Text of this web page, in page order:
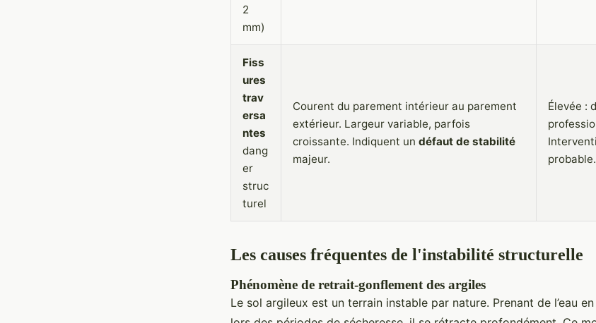
2
mm)
Fiss
ures
trav
ersa
ntes
dang
er
struc
turel
Courent du parement intérieur au parement
extérieur. Largeur variable, parfois
croissante. Indiquent un défaut de stabilité
majeur.
Élevée :
probable.
Les causes fréquentes de l'instabilité structurelle
Phénomène de retrait-gonflement des argiles
Le sol argileux est un terrain instable par nature. Prenant de l’eau